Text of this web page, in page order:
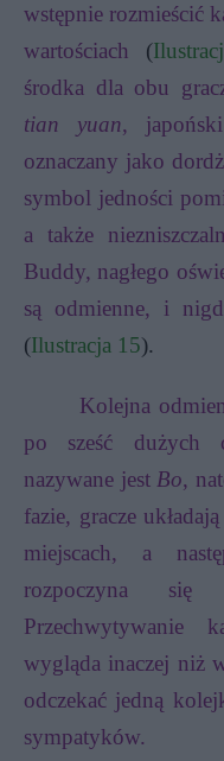
wstępnie rozmieścić
wartościach
(
środka dla obu
tian yuan,
oznaczany jako
symbol jedności
a także
Buddy, nagłego
są odmienne, i
(Ilustracja 15).
Kolejna
po sześć dużych
nazywane jest Bo,
fazie, gracze
miejscach, a
rozpoczyna się
Przechwytywanie
wygląda inaczej niż
odczekać jedną
sympatyków.